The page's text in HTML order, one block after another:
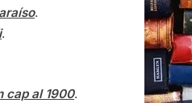
.
.
cap al 1900.